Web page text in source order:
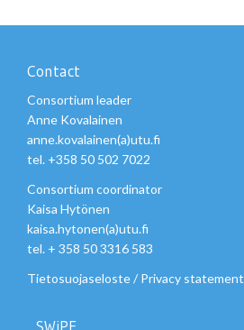
Contact
Consortium leader
Anne Kovalainen
anne.kovalainen(a)utu.fi
tel. +358 50 502 7022
Consortium coordinator
Kaisa Hytönen
kaisa.hytonen(a)utu.fi
tel. + 358 50 3316 583
Tietosuojaseloste/ Privacy statement